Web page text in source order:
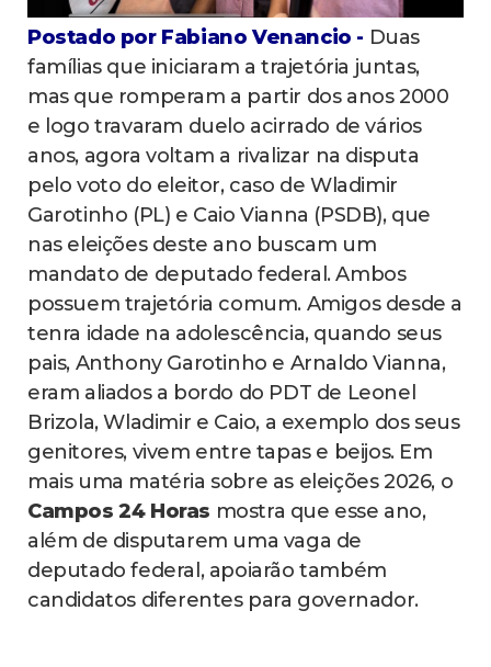
Postado por Fabiano Venancio - Duas
famílias que iniciaram a trajetória juntas,
mas que romperam a partir dos anos 2000
e logo travaram duelo acirrado de vários
anos, agora voltam a rivalizar na disputa
pelo voto do eleitor, caso de Wladimir
Garotinho (PL) e Caio Vianna (PSDB), que
nas eleições deste ano buscam um
mandato de deputado federal. Ambos
possuem trajetória comum. Amigos desde a
tenra idade na adolescência, quando seus
pais, Anthony Garotinho e Arnaldo Vianna,
eram aliados a bordo do PDT de Leonel
Brizola, Wladimir e Caio, a exemplo dos seus
genitores, vivem entre tapas e beijos. Em
mais uma matéria sobre as eleições 2026, o
Campos 24 Horas mostra que esse ano,
além de disputarem uma vaga de
deputado federal, apoiarão também
candidatos diferentes para governador.